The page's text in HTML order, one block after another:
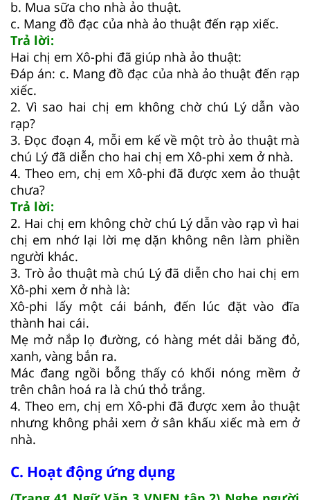
b. Mua sữa cho nhà ảo thuật.
c. Mang đồ đạc của nhà ảo thuật đến rạp xiếc.
Trả lời:
Hai chị em Xô-phi đã giúp nhà ảo thuật:
Đáp án: c. Mang đồ đạc của nhà ảo thuật đến rạp
xiếc.
2. Vì sao hai chị em không chờ chú Lý dẫn vào
rạp?
3. Đọc đoạn 4, mỗi em kế về một trò ảo thuật mà
chú Lý đã diễn cho hai chị em Xô-phi xem ở nhà.
4. Theo em, chị em Xô-phi đã được xem ảo thuật
chưa?
Trả lời:
2. Hai chị em không chờ chú Lý dẫn vào rạp vì hai
chị em nhớ lại lời mẹ dặn không nên làm phiền
người khác.
3. Trò ảo thuật mà chú Lý đã diễn cho hai chị em
Xô-phi xem ở nhà là:
Xô-phi lấy một cái bánh, đến lúc đặt vào đĩa
thành hai cái.
Mẹ mở nắp lọ đường, có hàng mét dải băng đỏ,
xanh, vàng bắn ra.
Mác đang ngồi bỗng thấy có khối nóng mềm ở
trên chân hoá ra là chú thỏ trắng.
4. Theo em, chị em Xô-phi đã được xem ảo thuật
nhưng không phải xem ở sân khấu xiếc mà em ở
nhà.
C. Hoạt động ứng dụng